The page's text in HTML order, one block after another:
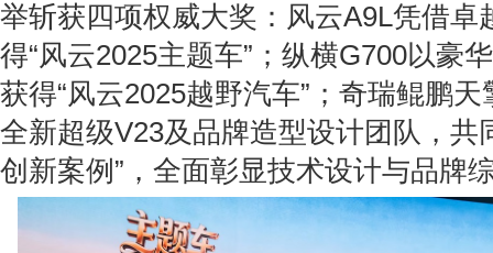
举斩获四项权威大奖：风云A9L凭借卓
得“风云2025主题车”；纵横G700以豪
获得“风云2025越野汽车”；奇瑞鲲鹏
全新超级V23及品牌造型设计团队，共
创新案例”，全面彰显技术设计与品牌